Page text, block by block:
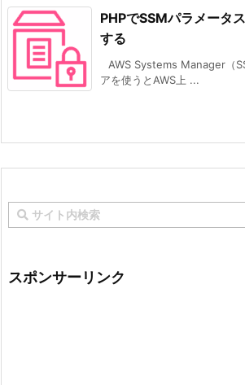
PHPでSSMパラメータ
する
AWS Systems Manager（
アを使うとAWS上 ...
スポンサーリンク